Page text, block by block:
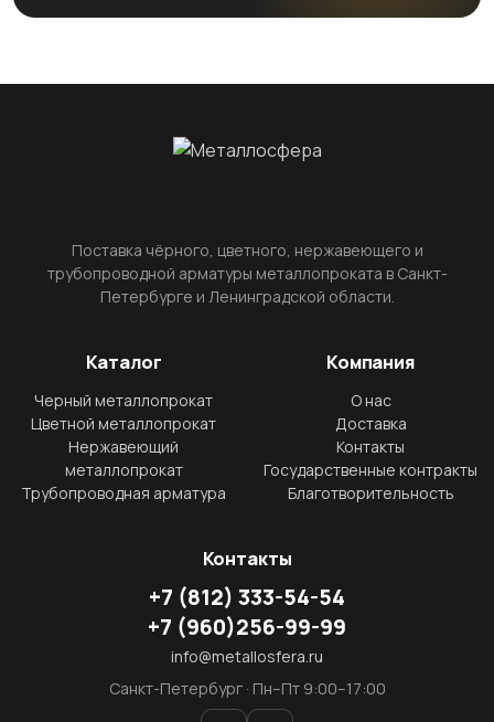
Поставка чёрного, цветного, нержавеющего и
трубопроводной арматуры металлопроката в Санкт-
Петербурге и Ленинградской области.
Каталог
Черный металлопрокат
Цветной металлопрокат
Нержавеющий
металлопрокат
Трубопроводная арматура
Компания
О нас
Доставка
Контакты
Государственные контракты
Благотворительность
Контакты
+7 (812) 333-54-54
+7 (960)256-99-99
info@metallosfera.ru
Санкт-Петербург · Пн–Пт 9:00–17:00